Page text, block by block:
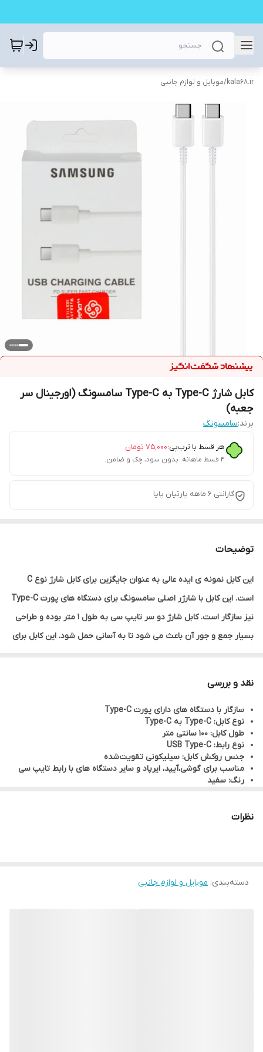
kala68.ir
/موبایل و لوازم جانبی
کابل شارژ Type-C به Type-C سامسونگ (اورجینال سر
جعبه)
برند:سامسونگ
هر قسط با ترب‌پی:۷۵٬۰۰۰ تومان
۴ قسط ماهانه. بدون سود، چک و ضامن.
گارانتی 6 ماهه پارتیان پایا
توضیحات
این کابل نمونه ی ایده عالی به عنوان جایگزین برای کابل شارژ نوع C
است. این کابل با شارژر اصلی سامسونگ برای دستگاه های پورت Type-C
نیز سازگار است. کابل شارژ دو سر تایپ سی به طول 1 متر بوده و طراحی
بسیار جمع و جور آن باعث می شود تا به آسانی حمل شود. این کابل برای
به همراه این کابل می توانید گوشی خود را سریعتر از همیشه شارژ کنید.
البته توجه نمایید این کابل با سایر گوشی، تبلت، کامپیوتر و مک بوک
های دارای پورت تایپ-سی نیز سازگار است.
نقد و بررسی
سازگار با دستگاه های دارای پورت Type-C
نوع کابل: Type-C به Type-C
طول کابل: 100 سانتی متر
نوع رابط: USB Type-C
جنس روکش کابل: سیلیکونی تقویت‌شده
مناسب برای گوشی،آیپد، ایرپاد و سایر دستگاه های با رابط تایپ سی
رنگ: سفید
نظرات
دسته‌بندی: موبایل و لوازم جانبی